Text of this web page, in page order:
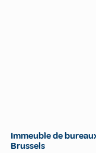
Immeuble de
Brussels